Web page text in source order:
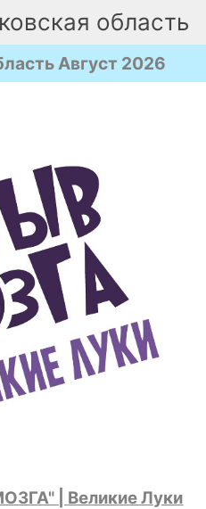
область
Август 2026
| Великие Луки